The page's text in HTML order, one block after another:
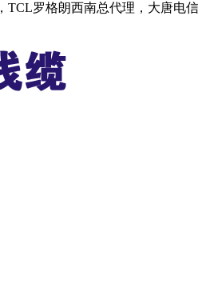
，TCL罗格朗西南总代理，大唐电